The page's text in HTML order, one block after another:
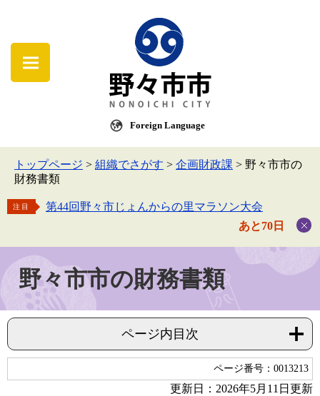
Foreign Language
トップページ > 組織でさがす > 企画財政課 > 野々市市の
財務書類
注目
第44回野々市じょんからの里マラソン大会
あと70日
野々市市の財務書類
ページ内目次
ページ番号：0013213
更新日：2026年5月11日更新